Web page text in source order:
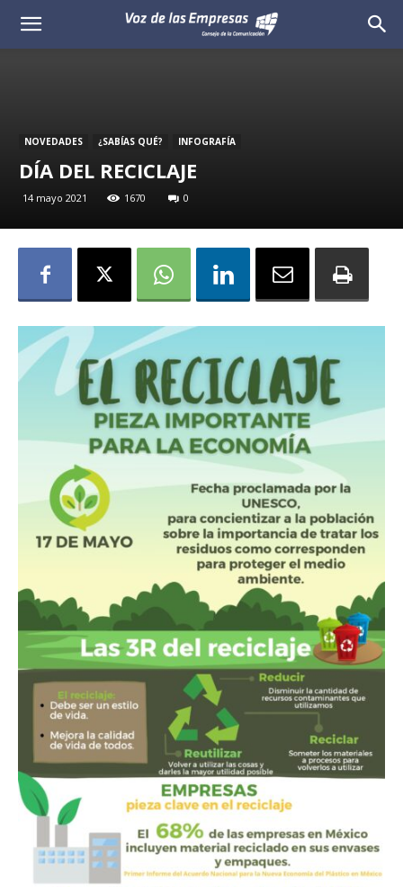
Voz
Empresas
NOVEDADES ¿SABÍAS QUÉ? INFOGRAFÍA
DÍA DEL RECICLAJE
14 mayo 2021 1670 0